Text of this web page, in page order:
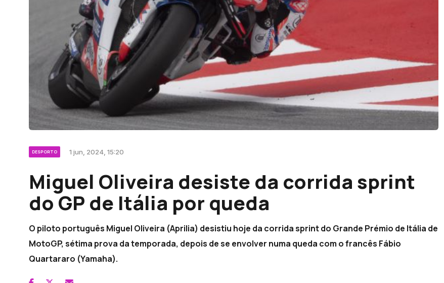
DESPORTO 1 jun, 2024, 15:20
Miguel Oliveira desiste da corrida sprint
do GP de Itália por queda
O piloto português Miguel Oliveira (Aprilia) desistiu hoje da corrida sprint do Grande Prémio de Itália de
MotoGP, sétima prova da temporada, depois de se envolver numa queda com o francês Fábio
Quartararo (Yamaha).